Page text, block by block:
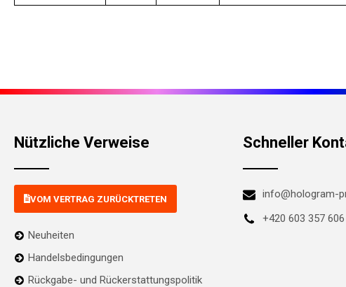
Nützliche Verweise
VOM VERTRAG ZURÜCKTRETEN
Neuheiten
Handelsbedingungen
Rückgabe- und Rückerstattungspolitik
Schneller
info@hologram-
+420 603 357 606